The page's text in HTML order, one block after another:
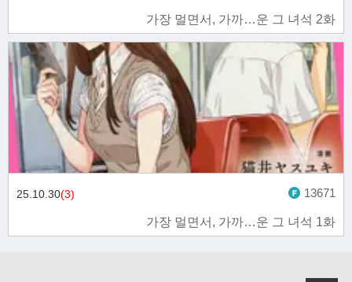
가장 멀면서, 가까…운 그 녀석 2화
가장 멀면서, 가까…운 그 녀석 1화
25.10.30(3) 13671